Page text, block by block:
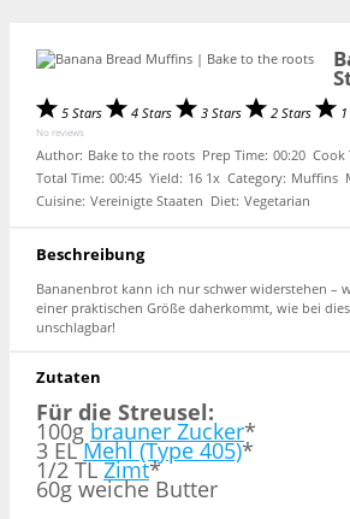
5 Stars 4 Stars 3 Stars 2 Stars
No reviews
Author: Bake to the roots Prep Time: 00:20 Cook
Total Time: 00:45 Yield: 16 1x Category: Muffins
Cuisine: Vereinigte Staaten Diet: Vegetarian
Beschreibung
Bananenbrot kann ich nur schwer widerstehen –
einer praktischen Größe daherkommt, wie bei
unschlagbar!
Zutaten
Für die Streusel:
100g brauner Zucker*
3 ELMehl (Type 405)*
1/2 TLZimt*
60g weiche Butter